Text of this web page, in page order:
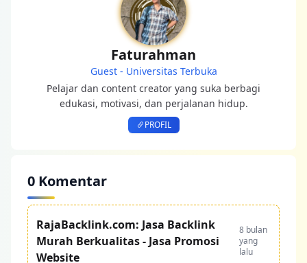
Faturahman
Guest - Universitas Terbuka
Pelajar dan content creator yang suka berbagi
edukasi, motivasi, dan perjalanan hidup.
PROFIL
0 Komentar
RajaBacklink.com: Jasa Backlink
Murah Berkualitas - Jasa Promosi
Website
8 bulan
yang
lalu